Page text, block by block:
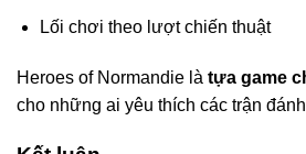
Lối chơi theo lượt chiến thuật
Heroes of Normandie là tựa game
cho những ai yêu thích các trận